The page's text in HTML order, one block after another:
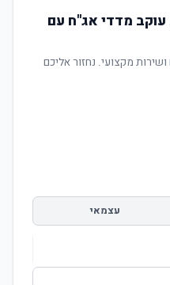
מדדי אג"ח עם
מקצועי. נחזור אליכם
עצמאי